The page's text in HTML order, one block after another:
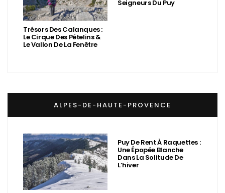
Trésors Des Calanques :
Le Cirque Des Pételins &
Le Vallon De La Fenêtre
Seigneurs Du Puy
ALPES-DE-HAUTE-PROVENCE
Puy De Rent À Raquettes :
Une Épopée Blanche
Dans La Solitude De
L’hiver